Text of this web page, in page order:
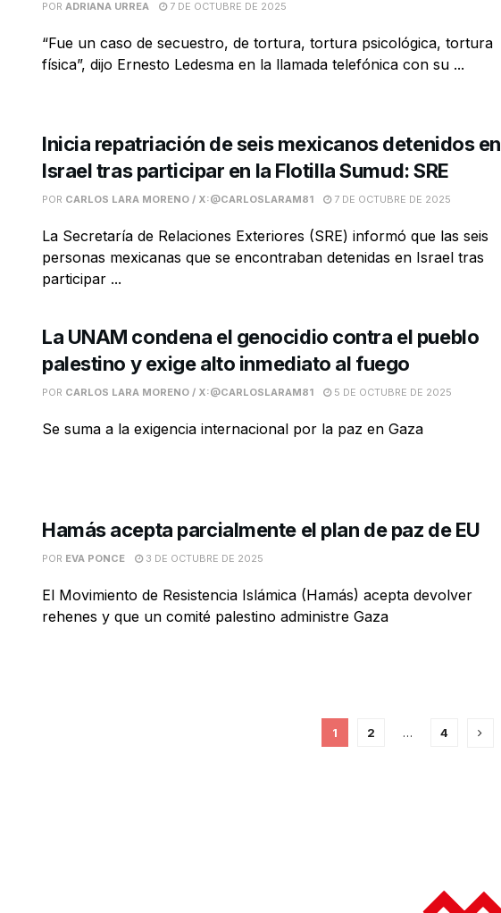
POR ADRIANA URREA 7 DE OCTUBRE DE 2025
“Fue un caso de secuestro, de tortura, tortura psicológica, tortura
física”, dijo Ernesto Ledesma en la llamada telefónica con su ...
Inicia repatriación de seis mexicanos detenidos en
Israel tras participar en la Flotilla Sumud: SRE
POR CARLOS LARA MORENO / X:@CARLOSLARAM81 7 DE OCTUBRE DE 2025
La Secretaría de Relaciones Exteriores (SRE) informó que las seis
personas mexicanas que se encontraban detenidas en Israel tras
participar ...
La UNAM condena el genocidio contra el pueblo
palestino y exige alto inmediato al fuego
POR CARLOS LARA MORENO / X:@CARLOSLARAM81 5 DE OCTUBRE DE 2025
Se suma a la exigencia internacional por la paz en Gaza
Hamás acepta parcialmente el plan de paz de EU
POR EVA PONCE 3 DE OCTUBRE DE 2025
El Movimiento de Resistencia Islámica (Hamás) acepta devolver
rehenes y que un comité palestino administre Gaza
1 2 … 4